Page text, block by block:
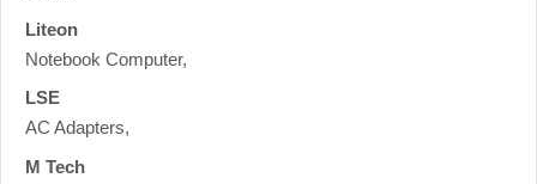
Liteon
Notebook Computer,
LSE
AC Adapters,
M Tech